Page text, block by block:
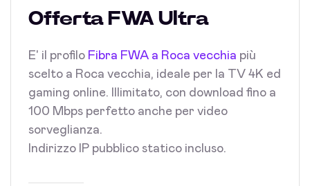
Offerta FWA Ultra
E' il profilo Fibra FWA a Roca vecchia più
scelto a Roca vecchia, ideale per la TV 4K ed
gaming online. Illimitato, con download fino a
100 Mbps perfetto anche per video
sorveglianza.
Indirizzo IP pubblico statico incluso.